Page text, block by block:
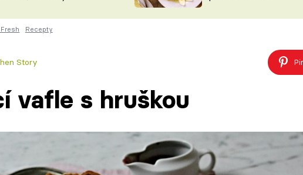
ČESKO NA TALÍŘI
KUCHAŘKA
VYCHYTÁVKY
Recepty
Story
vafle s hruškou